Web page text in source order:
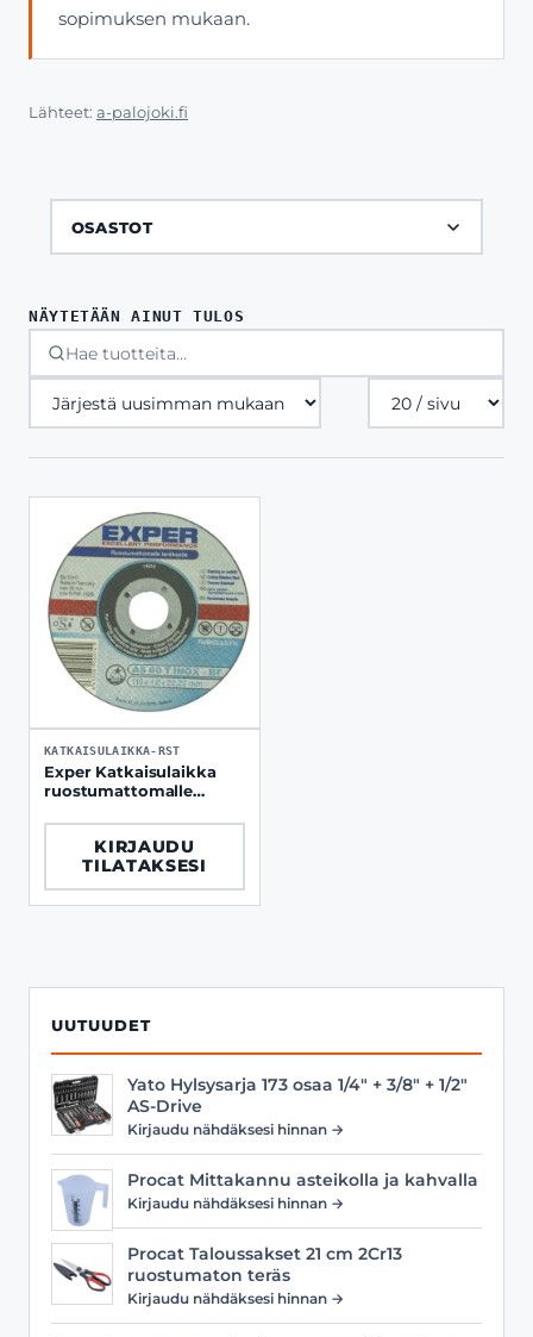
sopimuksen mukaan.
Lähteet: a-palojoki.fi
OSASTOT
UUTUUDET
Yato Hylsysarja 173 osaa 1/4" + 3/8" + 1/2"
AS-Drive
Kirjaudu nähdäksesi hinnan →
Procat Mittakannu asteikolla ja kahvalla
Kirjaudu nähdäksesi hinnan →
Procat Taloussakset 21 cm 2Cr13
ruostumaton teräs
Kirjaudu nähdäksesi hinnan →
NÄYTETÄÄN AINUT TULOS
Tuotteita
sivulla
KATKAISULAIKKA-RST
Exper Katkaisulaikka
ruostumattomalle
KIRJAUDU
TILATAKSESI